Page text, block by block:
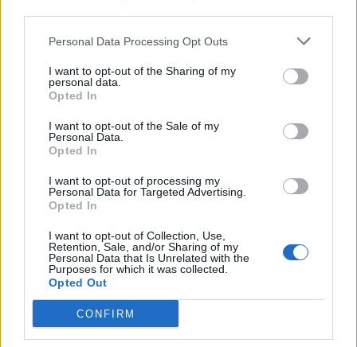
Personal Data Processing Opt Outs
I want to opt-out of the Sharing of my
personal data.
Opted In
I want to opt-out of the Sale of my
Personal Data.
Opted In
I want to opt-out of processing my
Personal Data for Targeted Advertising.
Opted In
I want to opt-out of Collection, Use,
Retention, Sale, and/or Sharing of my
Personal Data that Is Unrelated with the
Purposes for which it was collected.
Opted Out
CONFIRM